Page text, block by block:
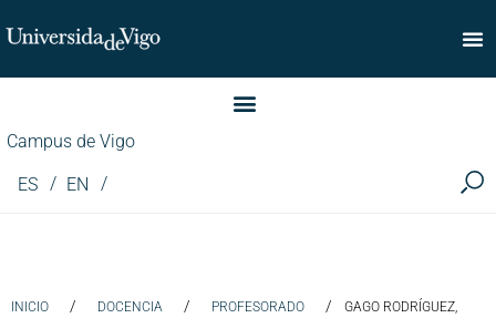
Facultade de Comercio
Campus de Vigo
ES EN
INICIO / DOCENCIA / PROFESORADO /
GAGO RODRÍGUEZ,